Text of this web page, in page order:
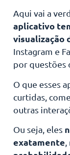
Aqui vai a
aplicativo
visualização
Instagram e
por questões
O que esses
curtidas,
outras
Ou seja, eles
exatamente